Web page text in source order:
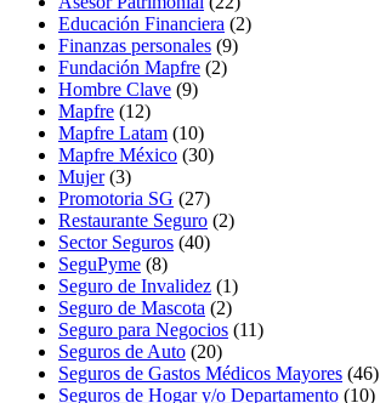
Educación Financiera (2)
Finanzas personales (9)
Fundación Mapfre (2)
Hombre Clave (9)
Mapfre (12)
Mapfre Latam (10)
Mapfre México (30)
Mujer(3)
Promotoria SG (27)
Restaurante Seguro (2)
Sector Seguros (40)
SeguPyme (8)
Seguro de Invalidez (1)
Seguro de Mascota (2)
Seguro para Negocios (11)
Seguros de Auto (20)
Seguros de Gastos Médicos Mayores (46)
Seguros de Hogar y/o Departamento (10)